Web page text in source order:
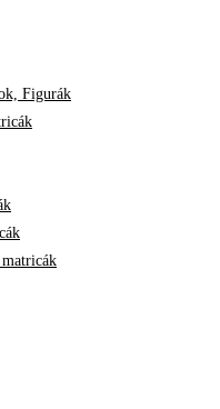
Figurák